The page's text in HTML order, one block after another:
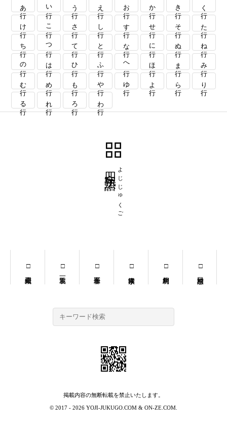
あ行 い行 う行 え行 お行 か行 き行 く行
け行 こ行 さ行 し行 す行 せ行 そ行 た行
ち行 つ行 て行 と行 な行 に行 ぬ行 ね行
の行 は行 ひ行 ふ行 へ行 ほ行 ま行 み行
む行 め行 も行 や行 ゆ行 よ行 ら行 り行
る行 れ行 ろ行 わ行
よじじゅくご
掲載内容の無断転載を禁止いたします。
© 2017 - 2026 YOJI-JUKUGO.COM & ON-ZE.COM